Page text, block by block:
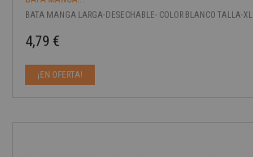
BATA MANGA LARGA-DESECHABLE- COLOR BLANCO TALLA-XL
4,79 €
¡EN OFERTA!